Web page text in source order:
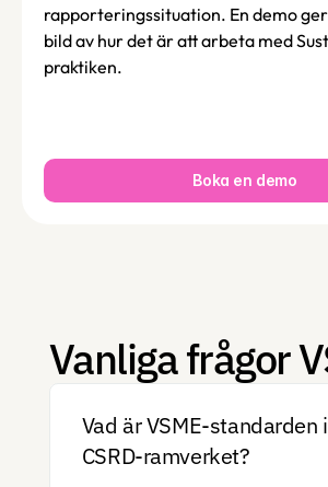
rapporteringssituation. En demo
bild av hur det är att arbeta med
praktiken.
Boka en demo
Vanliga frågor
Vad är VSME-standarden
CSRD-ramverket?